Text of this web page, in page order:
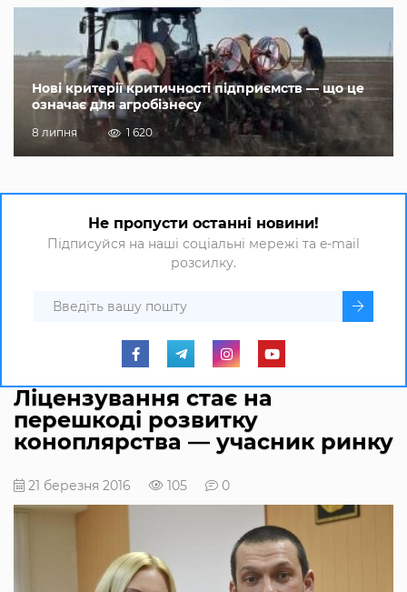
Нові критерії критичності підприємств — що це
означає для агробізнесу
8 липня 1 620
Не пропусти останні новини!
Підписуйся на наші соціальні мережі та e-mail
розсилку.
Ліцензування стає на
перешкоді розвитку
коноплярства — учасник ринку
21 березня 2016 105 0